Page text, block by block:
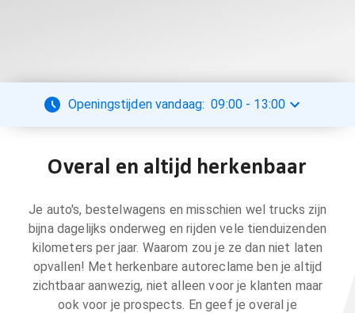
Openingstijden vandaag: 09:00 - 13:00
Overal en altijd herkenbaar
Je auto's, bestelwagens en misschien wel trucks zijn
bijna dagelijks onderweg en rijden vele tienduizenden
kilometers per jaar. Waarom zou je ze dan niet laten
opvallen! Met herkenbare autoreclame ben je altijd
zichtbaar aanwezig, niet alleen voor je klanten maar
ook voor je prospects. En geef je overal je